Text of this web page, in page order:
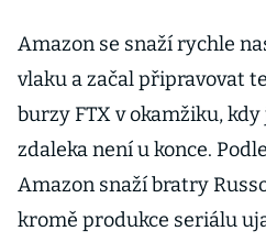
Amazon se snaží rychle
vlaku a začal připravovat
burzy FTX v okamžiku,
zdaleka není u konce.
Amazon snaží bratry
kromě produkce seriálu